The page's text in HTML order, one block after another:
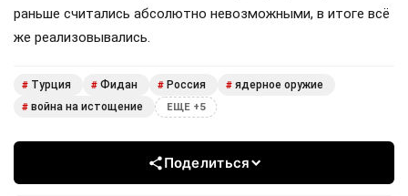
раньше считались абсолютно невозможными, в итоге всё
же реализовывались.
# Турция # Фидан # Россия # ядерное оружие
# война на истощение ЕЩЕ +5
Поделиться